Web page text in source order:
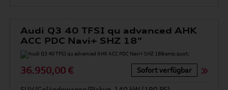
Audi Q3 40 TFSI qu advanced AHK
ACC PDC Navi+ SHZ 18"
36.950,00 € Sofort verfügbar